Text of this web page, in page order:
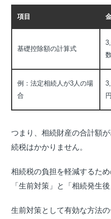
項目
基礎控除額の計算式
例：法定相続人が3人の場
合
円
つまり、相続財産の合計額
続税はかかりません。
相続税の負担を軽減するた
「生前対策」と「相続発生
生前対策として有効な方法